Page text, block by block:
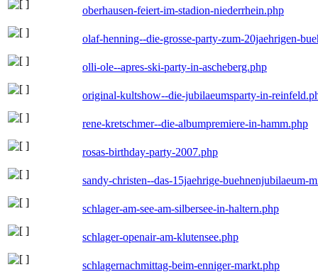
oberhausen-feiert-im-stadion-niederrhein.php
olaf-henning--die-grosse-party-zum-20jaehrigen-
olli-ole--apres-ski-party-in-ascheberg.php
original-kultshow--die-jubilaeumsparty-in-
rene-kretschmer--die-albumpremiere-in-hamm.php
rosas-birthday-party-2007.php
sandy-christen--das-15jaehrige-buehnenjubilaeum-
schlager-am-see-am-silbersee-in-haltern.php
schlager-openair-am-klutensee.php
schlagernachmittag-beim-enniger-markt.php